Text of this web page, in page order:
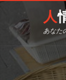
あなた